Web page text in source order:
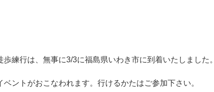
歩練行は、無事に3/3に福島県いわき市に到着いたしました。
ントがおこなわれます。行けるかたはご参加下さい。